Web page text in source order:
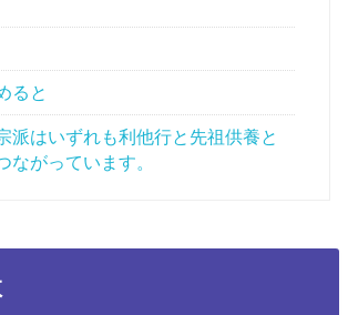
ると
派はいずれも利他行と先祖供養と
ながっています。